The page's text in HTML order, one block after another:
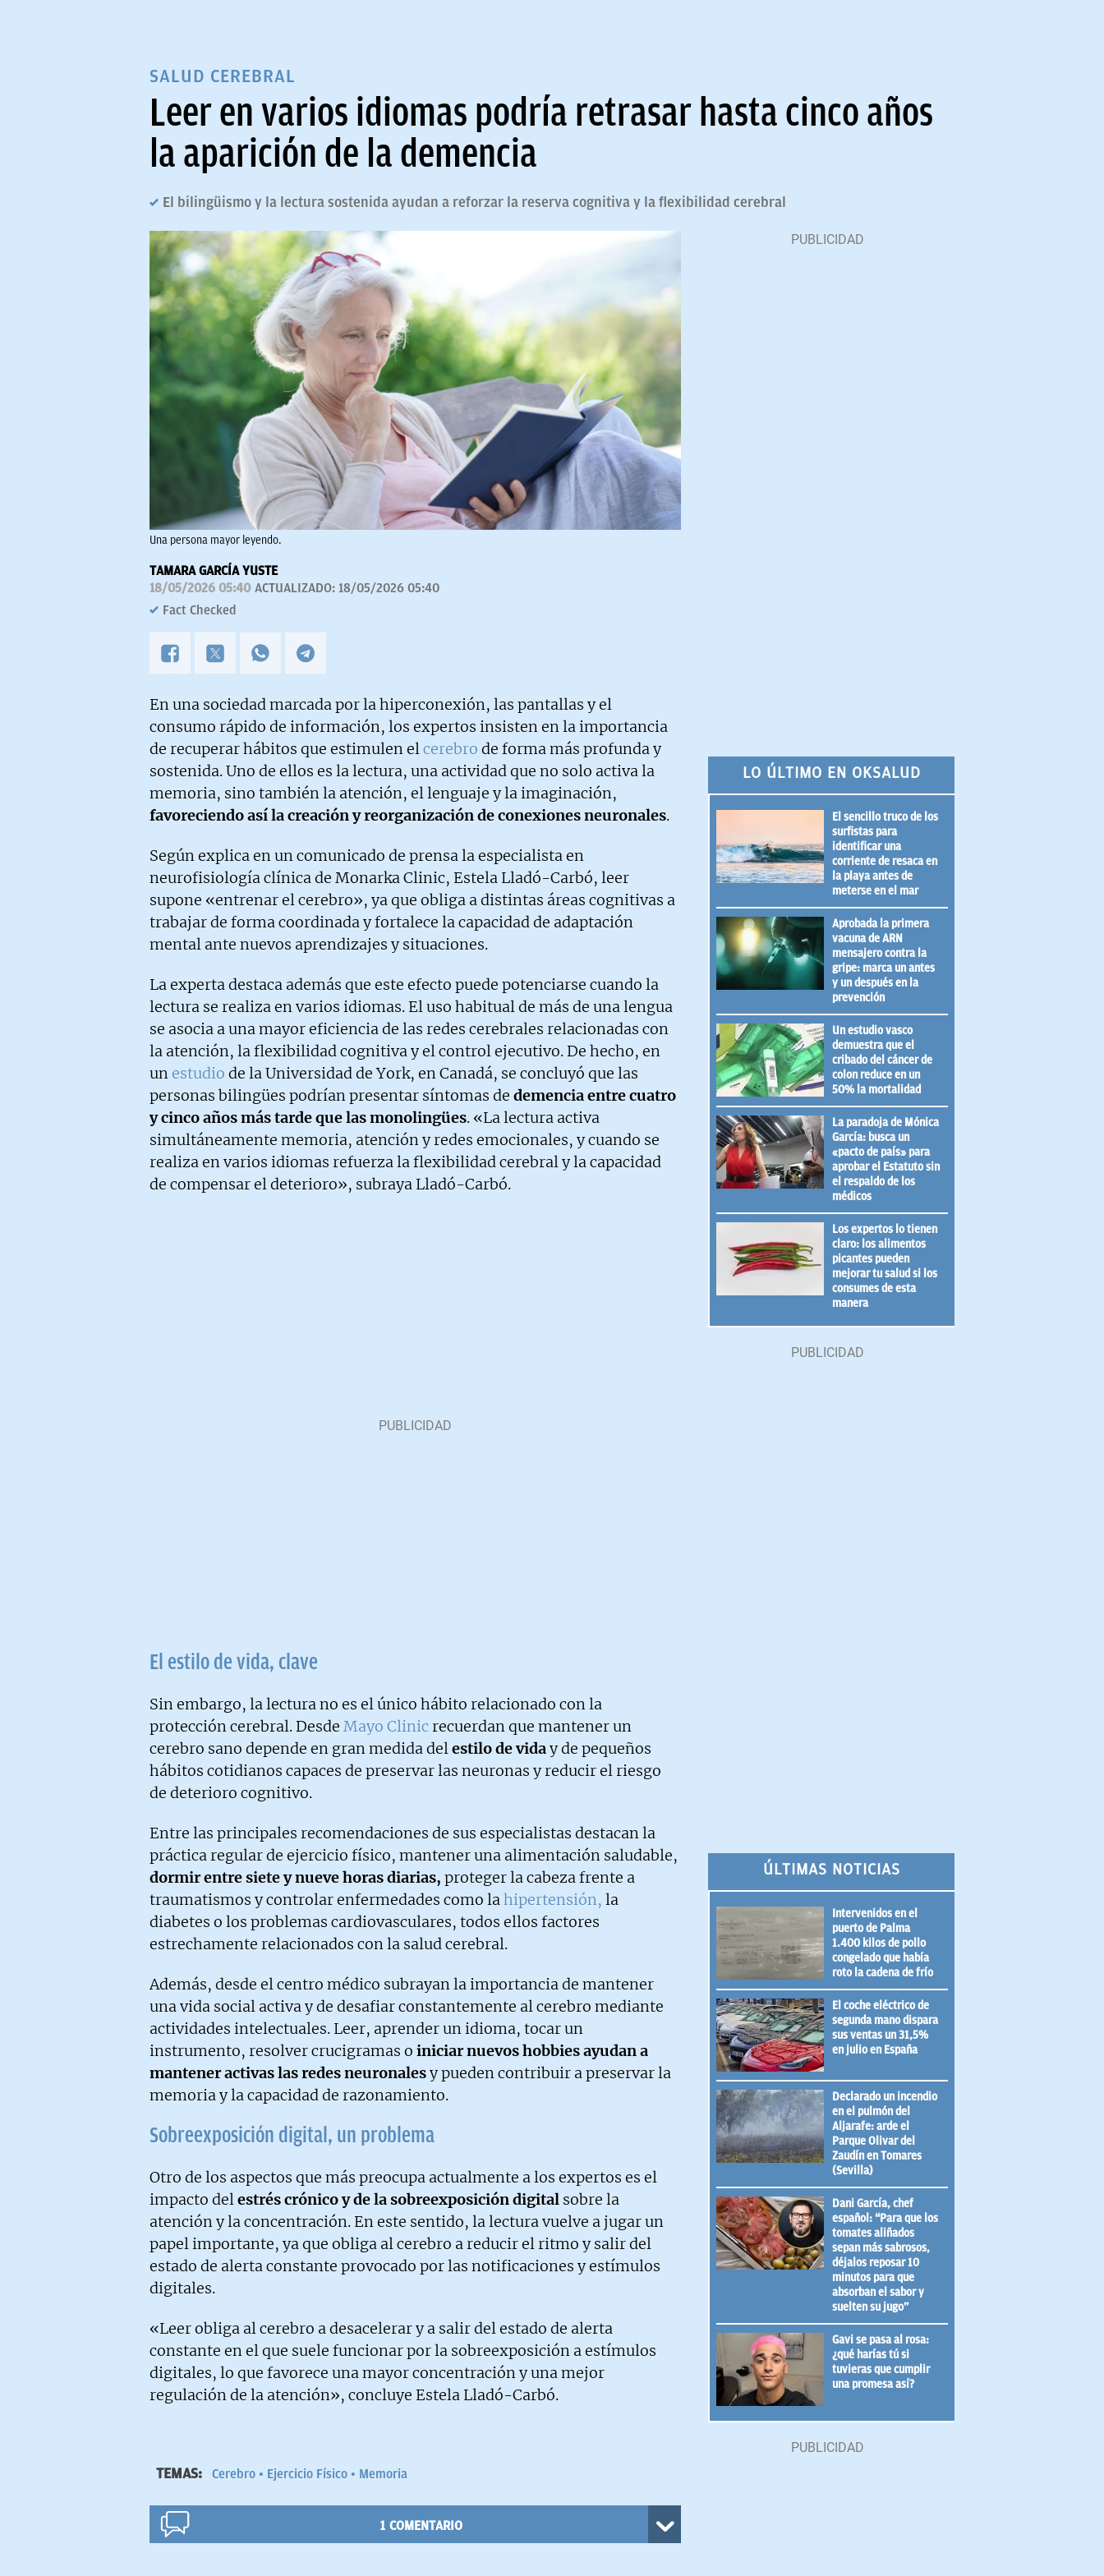
SALUD CEREBRAL
Leer en varios idiomas podría retrasar hasta cinco años
la aparición de la demencia
El bilingüismo y la lectura sostenida ayudan a reforzar la reserva cognitiva y la flexibilidad cerebral
Una persona mayor leyendo.
TAMARA GARCÍA YUSTE
18/05/2026 05:40 ACTUALIZADO: 18/05/2026 05:40
Fact Checked
En una sociedad marcada por la hiperconexión, las pantallas y el
consumo rápido de información, los expertos insisten en la importancia
de recuperar hábitos que estimulen elcerebro de forma más profunda y
sostenida. Uno de ellos es la lectura, una actividad que no solo activa la
memoria, sino también la atención, el lenguaje y la imaginación,
favoreciendo así la creación y reorganización de conexiones neuronales.
Según explica en un comunicado de prensa la especialista en
neurofisiología clínica de Monarka Clinic, Estela Lladó-Carbó, leer
supone «entrenar el cerebro», ya que obliga a distintas áreas cognitivas a
trabajar de forma coordinada y fortalece la capacidad de adaptación
mental ante nuevos aprendizajes y situaciones.
La experta destaca además que este efecto puede potenciarse cuando la
lectura se realiza en varios idiomas. El uso habitual de más de una lengua
se asocia a una mayor eficiencia de las redes cerebrales relacionadas con
la atención, la flexibilidad cognitiva y el control ejecutivo. De hecho, en
un estudio de la Universidad de York, en Canadá, se concluyó que las
personas bilingües podrían presentar síntomas de demencia entre cuatro
y cinco años más tarde que las monolingües. «La lectura activa
simultáneamente memoria, atención y redes emocionales, y cuando se
realiza en varios idiomas refuerza la flexibilidad cerebral y la capacidad
de compensar el deterioro», subraya Lladó-Carbó.
El estilo de vida, clave
Sin embargo, la lectura no es el único hábito relacionado con la
protección cerebral. Desde Mayo Clinic recuerdan que mantener un
cerebro sano depende en gran medida delestilo de viday de pequeños
hábitos cotidianos capaces de preservar las neuronas y reducir el riesgo
de deterioro cognitivo.
Entre las principales recomendaciones de sus especialistas destacan la
práctica regular de ejercicio físico, mantener una alimentación saludable,
dormir entre siete y nueve horas diarias, proteger la cabeza frente a
traumatismos y controlar enfermedades como lahipertensión, la
diabetes o los problemas cardiovasculares, todos ellos factores
estrechamente relacionados con la salud cerebral.
Además, desde el centro médico subrayan la importancia de mantener
una vida social activa y de desafiar constantemente al cerebro mediante
actividades intelectuales. Leer, aprender un idioma, tocar un
instrumento, resolver crucigramas o iniciar nuevos hobbies ayudan a
mantener activas las redes neuronalesy pueden contribuir a preservar la
memoria y la capacidad de razonamiento.
Sobreexposición digital, un problema
Otro de los aspectos que más preocupa actualmente a los expertos es el
impacto delestrés crónico y de la sobreexposición digital sobre la
atención y la concentración. En este sentido, la lectura vuelve a jugar un
papel importante, ya que obliga al cerebro a reducir el ritmo y salir del
estado de alerta constante provocado por las notificaciones y estímulos
digitales.
«Leer obliga al cerebro a desacelerar y a salir del estado de alerta
constante en el que suele funcionar por la sobreexposición a estímulos
digitales, lo que favorece una mayor concentración y una mejor
regulación de la atención», concluye Estela Lladó-Carbó.
TEMAS: Cerebro Ejercicio Físico Memoria
1 COMENTARIO
LO ÚLTIMO EN OKSALUD
El sencillo truco de los
surfistas para
identificar una
corriente de resaca en
la playa antes de
meterse en el mar
Aprobada la primera
vacuna de ARN
mensajero contra la
gripe: marca un antes
y un después en la
prevención
Un estudio vasco
demuestra que el
cribado del cáncer de
colon reduce en un
50% la mortalidad
La paradoja de Mónica
García: busca un
«pacto de país» para
aprobar el Estatuto sin
el respaldo de los
médicos
Los expertos lo tienen
claro: los alimentos
picantes pueden
mejorar tu salud si los
consumes de esta
manera
ÚLTIMAS NOTICIAS
Intervenidos en el
puerto de Palma
1.400 kilos de pollo
congelado que había
roto la cadena de frío
El coche eléctrico de
segunda mano dispara
sus ventas un 31,5%
en julio en España
Declarado un incendio
en el pulmón del
Aljarafe: arde el
Parque Olivar del
Zaudín en Tomares
(Sevilla)
Dani García, chef
español: “Para que los
tomates aliñados
sepan más sabrosos,
déjalos reposar 10
minutos para que
absorban el sabor y
suelten su jugo”
Gavi se pasa al rosa:
¿qué harías tú si
tuvieras que cumplir
una promesa así?